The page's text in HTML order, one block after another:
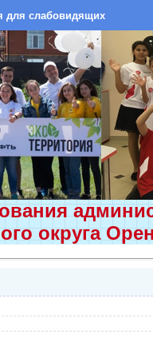
для слабовидящих
округа